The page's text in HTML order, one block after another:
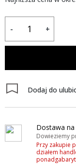
- +
Dodaj do
Dostawa
Dowieziemy
Przy zakupie
działem